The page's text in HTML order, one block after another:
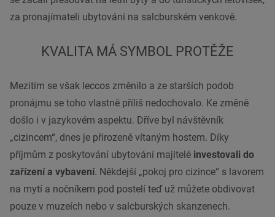
za pronajímateli ubytování na salcburském venkově.
KVALITA MÁ SYMBOL PROTĚŽE
Mezitím se však leccos změnilo a ze starších podob
pronájmu se toho vlastně příliš nedochovalo. Ke změně
došlo i v jazykovém aspektu. Dříve byl návštěvník
„cizincem“, dnes je přirozeně vítaným hostem. Díky
příjmům z poskytování ubytování majitelé investovali do
zařízení a vybavení. Někdejší „pokoj pro cizince“ s lavorem
na mytí a nočníkem pod postelí teď už můžete obdivovat
pouze v muzeích nebo v salcburských skanzenech.